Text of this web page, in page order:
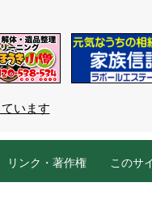
います
リンク・著作権 このサ